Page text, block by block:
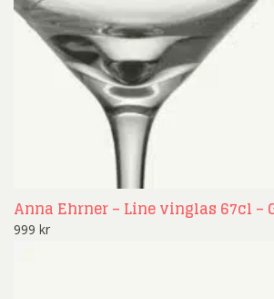
Anna Ehrner – Line vinglas 67cl –
999 kr